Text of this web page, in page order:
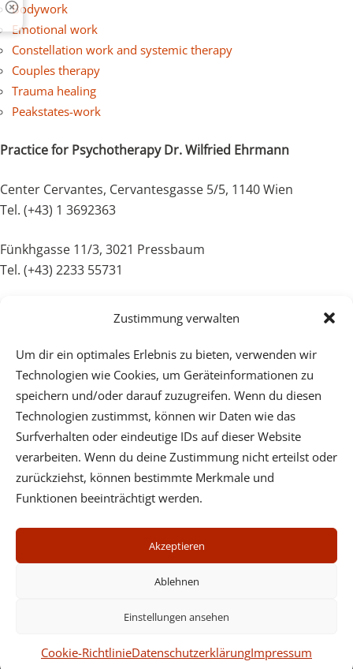
Zustimmung verwalten
Um dir ein optimales Erlebnis zu bieten, verwenden wir
Technologien wie Cookies, um Geräteinformationen zu
speichern und/oder darauf zuzugreifen. Wenn du diesen
Technologien zustimmst, können wir Daten wie das
Surfverhalten oder eindeutige IDs auf dieser Website
verarbeiten. Wenn du deine Zustimmung nicht erteilst oder
zurückziehst, können bestimmte Merkmale und
Funktionen beeinträchtigt werden.
Akzeptieren
Ablehnen
Einstellungen ansehen
Cookie-RichtlinieDatenschutzerklärungImpressum
Bodywork
Emotional work
Constellation work and systemic therapy
Couples therapy
Trauma healing
Peakstates-work
Practice for Psychotherapy Dr. Wilfried Ehrmann
Center Cervantes, Cervantesgasse 5/5, 1140 Wien
Tel. (+43) 1 3692363
Fünkhgasse 11/3, 3021 Pressbaum
Tel. (+43) 2233 55731
Email
Psychotherapeutische Praxis - Dr. Wilfried Ehrmann -
Mobil: (+43) 664 3123632 - Center Cervantes,
Fünkhgasse 11/3, 3021 Pressbaum, Tel. (+43) 2233 55731
Datenschutz
Newsletter